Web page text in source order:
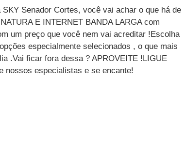
SKY Senador Cortes, você vai achar o que há de
E INTERNET BANDA LARGA com
um preço que você nem vai acreditar !Escolha
especialmente selecionados , o que mais
.Vai ficar fora dessa ? APROVEITE !LIGUE
nossos especialistas e se encante!